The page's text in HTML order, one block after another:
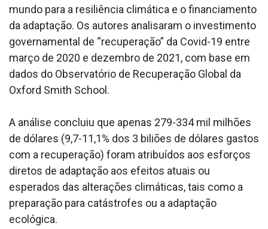
mundo para a resiliência climática e o financiamento
da adaptação. Os autores analisaram o investimento
governamental de “recuperação” da Covid-19 entre
março de 2020 e dezembro de 2021, com base em
dados do Observatório de Recuperação Global da
Oxford Smith School.
A análise concluiu que apenas 279-334 mil milhões
de dólares (9,7-11,1% dos 3 biliões de dólares gastos
com a recuperação) foram atribuídos aos esforços
diretos de adaptação aos efeitos atuais ou
esperados das alterações climáticas, tais como a
preparação para catástrofes ou a adaptação
ecológica.